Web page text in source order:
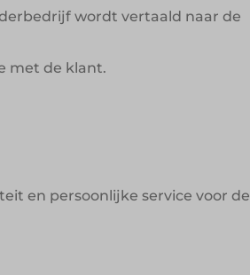
wordt vertaald naar de
met de klant.
en persoonlijke service voor de